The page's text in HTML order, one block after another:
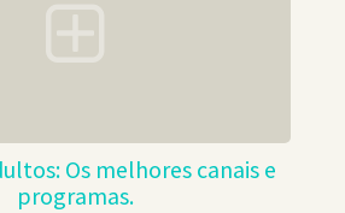
Os melhores canais e
programas.